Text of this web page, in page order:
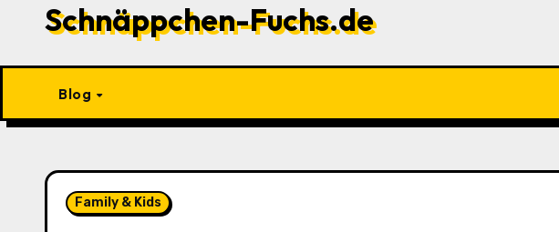
Schnäppchen-Fuchs.de
Blog
Family & Kids